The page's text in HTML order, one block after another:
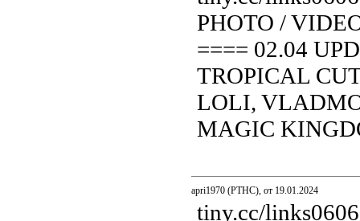
PHOTO /
==== 02.04
TROPICAL
LOLI,
MAGIC
apri1970 (PTHC), от 19.01.2024
tiny.cc/